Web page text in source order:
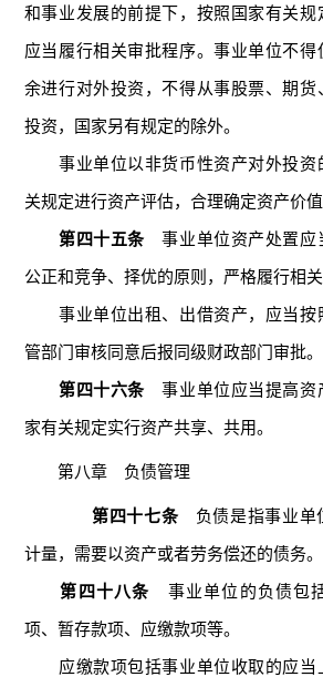
和事业发展的前提下，按照国家有关规
应当履行相关审批程序。事业单位不
余进行对外投资，不得从事股票、期货
投资，国家另有规定的除外。
事业单位以非货币性资产对外投资
关规定进行资产评估，合理确定资产价值
第四十五条事业单位资产处置应
公正和竞争、择优的原则，严格履行相关
事业单位出租、出借资产，应当按
管部门审核同意后报同级财政部门审批。
第四十六条事业单位应当提高资
家有关规定实行资产共享、共用。
第八章 负债管理
第四十七条负债是指事业单
计量，需要以资产或者劳务偿还的债务。
第四十八条 事业单位的负债包
项、暂存款项、应缴款项等。
应缴款项包括事业单位收取的应当